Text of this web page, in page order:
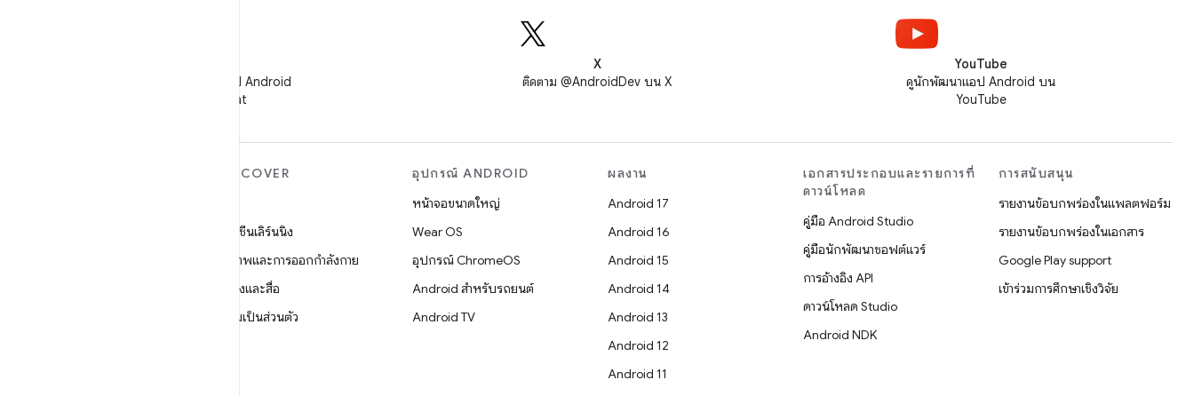
ติดตามนักพัฒนาแอป Android
บน WeChat
X
ติดตาม @AndroidDev บน X
YouTube
ดูนักพัฒนาแอป Android บน
YouTube
DISCOVER
แมชชีนเลิร์นนิง
สุขภาพและการออกกำลังกาย
กล้องและสื่อ
ความเป็นส่วนตัว
อุปกรณ์ ANDROID
หน้าจอขนาดใหญ่
Wear OS
อุปกรณ์ ChromeOS
Android สำหรับรถยนต์
Android TV
ผลงาน
Android 17
Android 16
Android 15
Android 14
Android 13
Android 12
Android 11
เอกสารประกอบและรายการที่
ดาวน์โหลด
คู่มือ Android Studio
คู่มือนักพัฒนาซอฟต์แวร์
การอ้างอิง API
ดาวน์โหลด Studio
Android NDK
การสนับสนุน
รายงานข้อบกพร่องในแพลตฟอร์ม
รายงานข้อบกพร่องในเอกสาร
Google Play support
เข้าร่วมการศึกษาเชิงวิจัย